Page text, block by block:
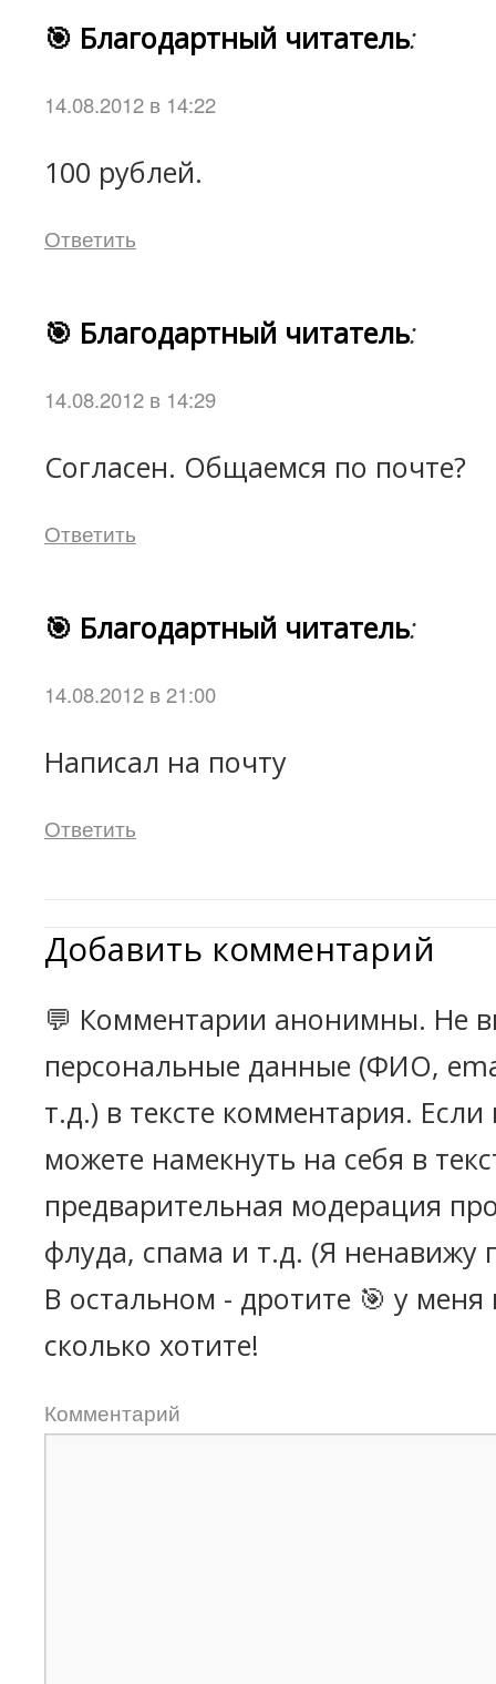
🎯 Благодартный читатель:
14.08.2012 в 14:22
100 рублей.
Ответить
🎯 Благодартный читатель:
14.08.2012 в 14:29
Согласен. Общаемся по почте?
Ответить
🎯 Благодартный читатель:
14.08.2012 в 21:00
Написал на почту
Ответить
Добавить комментарий
💬 Комментарии анонимны. Не
персональные данные (ФИО,
т.д.) в тексте комментария.
можете намекнуть на себя в
предварительная модерация
флуда, спама и т.д. (Я ненавижу
В остальном - дротите 🎯 у
сколько хотите!
Комментарий